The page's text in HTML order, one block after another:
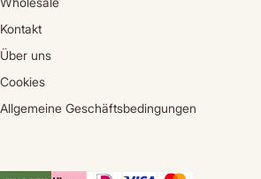
Kontakt
Über uns
Cookies
Allgemeine Geschäftsbedingungen